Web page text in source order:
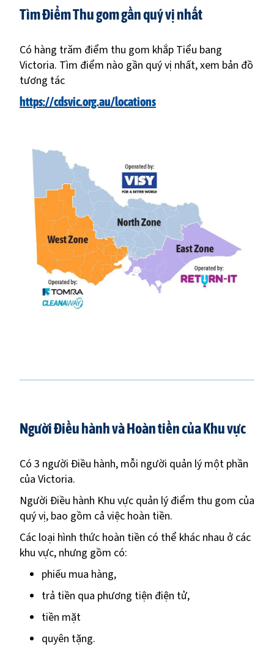
Tìm Điểm Thu gom gần quý vị nhất
Có hàng trăm điểm thu gom khắp Tiểu bang
Victoria. Tìm điểm nào gần quý vị nhất, xem bản đồ
tương tác
https://cdsvic.org.au/locations
Người Điều hành và Hoàn tiền của Khu vực
Có 3 người Điều hành, mỗi người quản lý một phần
của Victoria.
Người Điều hành Khu vực quản lý điểm thu gom của
quý vị, bao gồm cả việc hoàn tiền.
Các loại hình thức hoàn tiền có thể khác nhau ở các
khu vực, nhưng gồm có:
phiếu mua hàng,
trả tiền qua phương tiện điện tử,
tiền mặt
quyên tặng.